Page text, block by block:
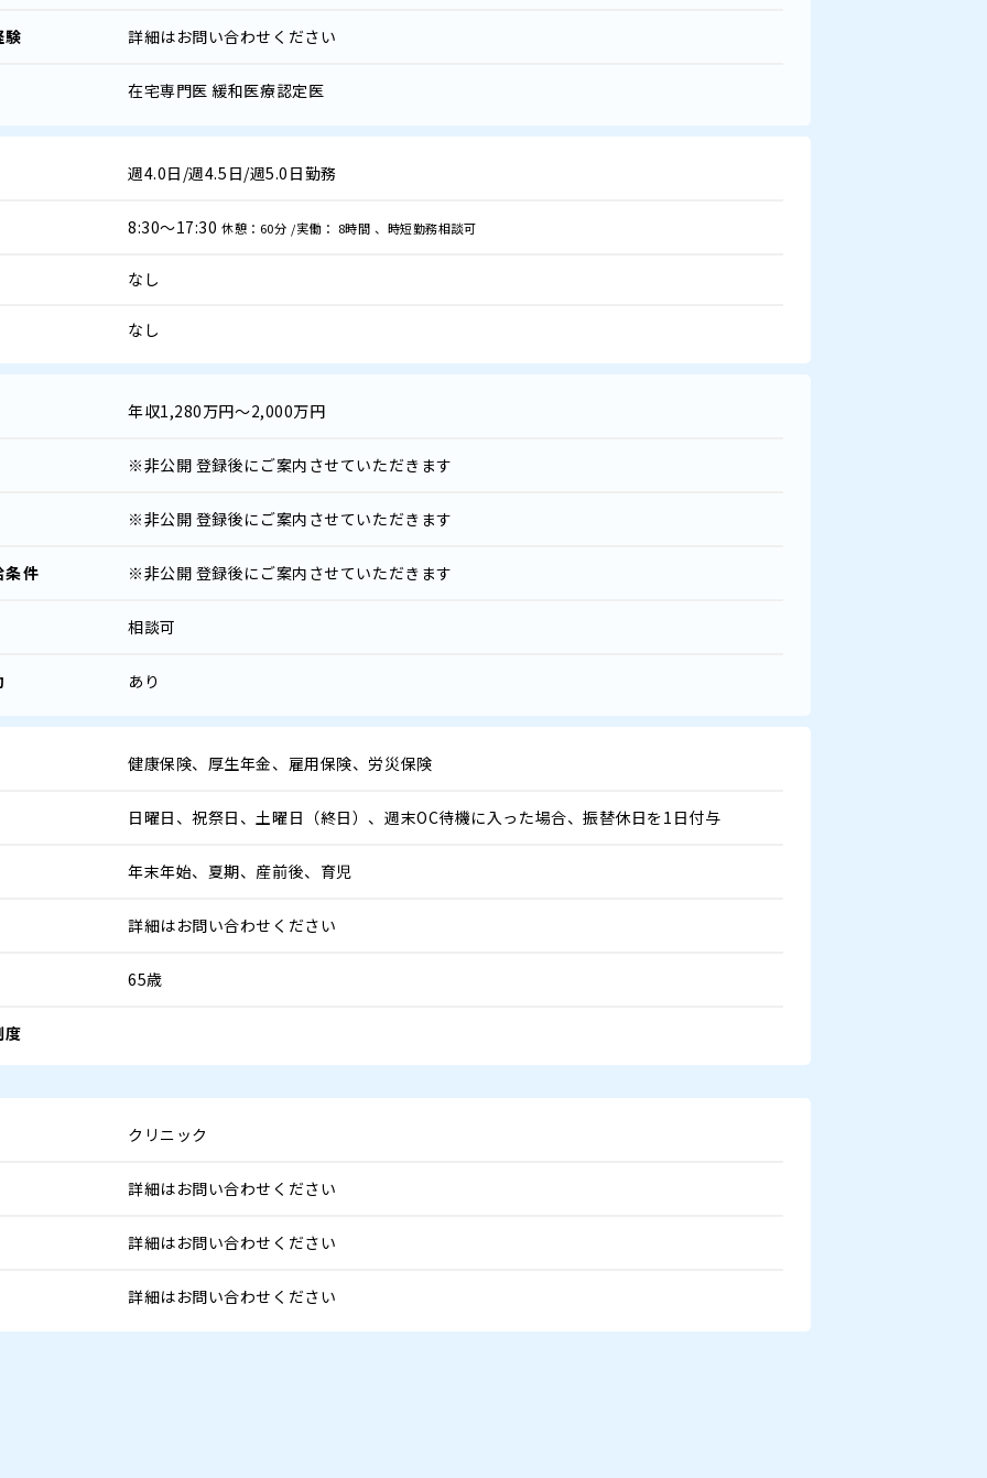
験 詳細はお問い合わせください
在宅専門医 緩和医療認定医
週4.0日/週4.5日/週5.0日勤務
8:30～17:30休憩：60分 /実働： 8時間 、時短勤務相談可
なし
なし
年収1,280万円～2,000万円
※非公開 登録後にご案内させていただきます
※非公開 登録後にご案内させていただきます
条件 ※非公開 登録後にご案内させていただきます
相談可
あり
健康保険、厚生年金、雇用保険、労災保険
日曜日、祝祭日、土曜日（終日）、週末OC待機に入った場合、振替休日を1日付与
年末年始、夏期、産前後、育児
詳細はお問い合わせください
65歳
度
クリニック
詳細はお問い合わせください
詳細はお問い合わせください
詳細はお問い合わせください